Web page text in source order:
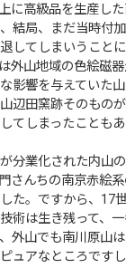
に高級品を生産し
結局、まだ当時付
してしまいうことに
外山地域の色絵磁器
影響を与えていた
辺田窯跡そのもの
てしまったことも
分業化された内山
さんちの南京赤絵
た。ですから、17
術は生き残って、
外山でも南川原山
ュアなところです